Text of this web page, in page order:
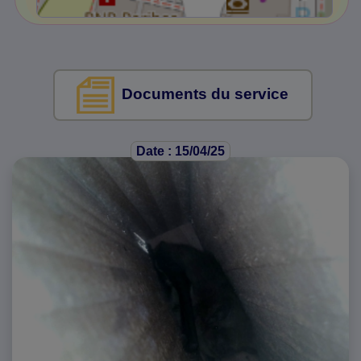
Documents du service
Date : 15/04/25